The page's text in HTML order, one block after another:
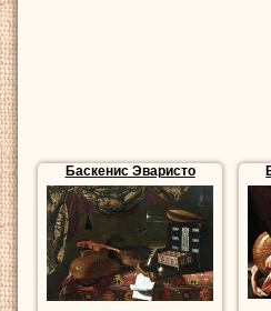
аллегория суеты
молодости и
удовольствий.
меньше
молодости и
Баскенис Эваристо